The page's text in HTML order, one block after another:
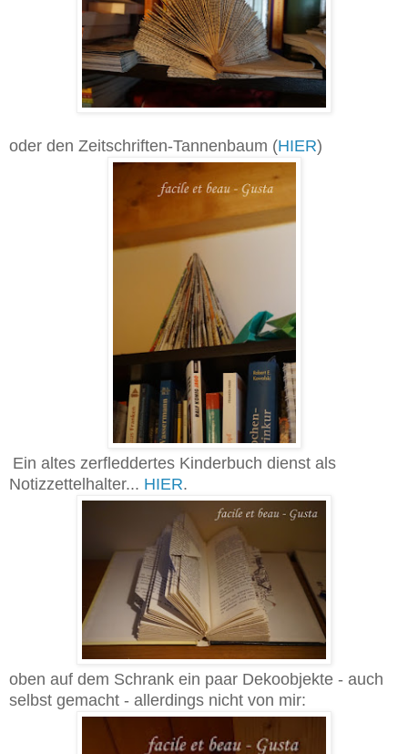
oder den Zeitschriften-Tannenbaum (HIER)
Ein altes zerfleddertes Kinderbuch dienst als
Notizzettelhalter... HIER.
oben auf dem Schrank ein paar Dekoobjekte - auch
selbst gemacht - allerdings nicht von mir: